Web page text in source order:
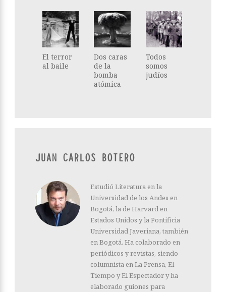
El terror
al baile
Dos caras
de la
bomba
atómica
Todos
somos
judíos
JUAN CARLOS BOTERO
Estudió Literatura en la
Universidad de los Andes en
Bogotá, la de Harvard en
Estados Unidos y la Pontificia
Universidad Javeriana, también
en Bogotá. Ha colaborado en
periódicos y revistas, siendo
columnista en La Prensa, El
Tiempo y El Espectador y ha
elaborado guiones para